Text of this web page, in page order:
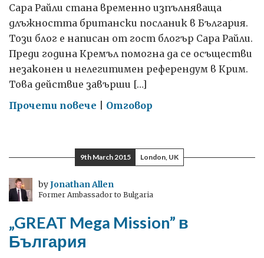
Сара Райли стана временно изпълняваща
длъжността британски посланик в България.
Този блог е написан от гост блогър Сара Райли.
Преди година Кремъл помогна да се осъществи
незаконен и нелегитимен референдум в Крим.
Това действие завърши […]
Прочети повече on
Крим
Отговор
9th March 2015 London, UK
byJonathan Allen
Former Ambassador to Bulgaria
„GREAT Mega Mission” в
България